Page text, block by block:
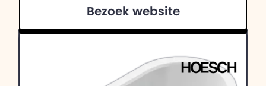
Bezoek website